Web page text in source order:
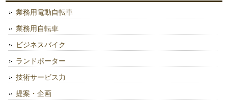
業務用電動自転車
業務用自転車
ビジネスバイク
ランドポーター
技術サービス力
提案・企画